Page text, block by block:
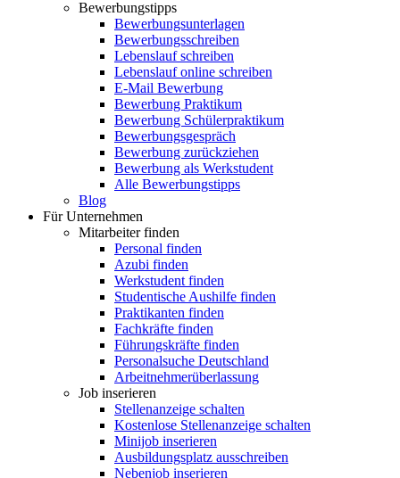
Bewerbungstipps
Bewerbungsunterlagen
Bewerbungsschreiben
Lebenslauf schreiben
Lebenslauf online schreiben
E-Mail Bewerbung
Bewerbung Praktikum
Bewerbung Schülerpraktikum
Bewerbungsgespräch
Bewerbung zurückziehen
Bewerbung als Werkstudent
Alle Bewerbungstipps
Blog
Für Unternehmen
Mitarbeiter finden
Personal finden
Azubi finden
Werkstudent finden
Studentische Aushilfe finden
Praktikanten finden
Fachkräfte finden
Führungskräfte finden
Personalsuche Deutschland
Arbeitnehmerüberlassung
Job inserieren
Stellenanzeige schalten
Kostenlose Stellenanzeige schalten
Minijob inserieren
Ausbildungsplatz ausschreiben
Nebenjob inserieren